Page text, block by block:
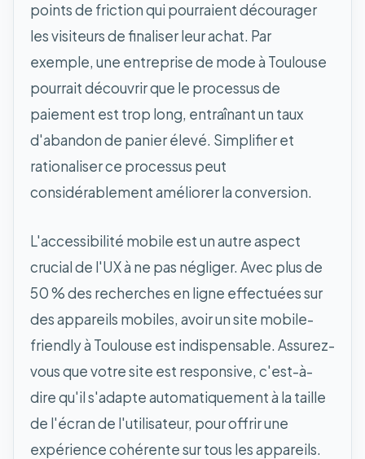
points de friction qui pourraient décourager
les visiteurs de finaliser leur achat. Par
exemple, une entreprise de mode à Toulouse
pourrait découvrir que le processus de
paiement est trop long, entraînant un taux
d'abandon de panier élevé. Simplifier et
rationaliser ce processus peut
considérablement améliorer la conversion.
L'accessibilité mobile est un autre aspect
crucial de l'UX à ne pas négliger. Avec plus de
50 % des recherches en ligne effectuées sur
des appareils mobiles, avoir un site mobile-
friendly à Toulouse est indispensable. Assurez-
vous que votre site est responsive, c'est-à-
dire qu'il s'adapte automatiquement à la taille
de l'écran de l'utilisateur, pour offrir une
expérience cohérente sur tous les appareils.